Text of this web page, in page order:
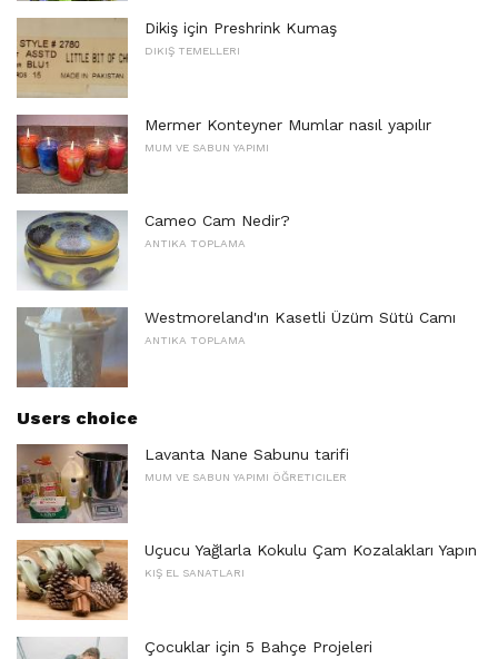
Dikiş için Preshrink Kumaş
DIKIŞ TEMELLERI
Mermer Konteyner Mumlar nasıl yapılır
MUM VE SABUN YAPIMI
Cameo Cam Nedir?
ANTIKA TOPLAMA
Westmoreland'ın Kasetli Üzüm Sütü Camı
ANTIKA TOPLAMA
Users choice
Lavanta Nane Sabunu tarifi
MUM VE SABUN YAPIMI ÖĞRETICILER
Uçucu Yağlarla Kokulu Çam Kozalakları Yapın
KIŞ EL SANATLARI
Çocuklar için 5 Bahçe Projeleri